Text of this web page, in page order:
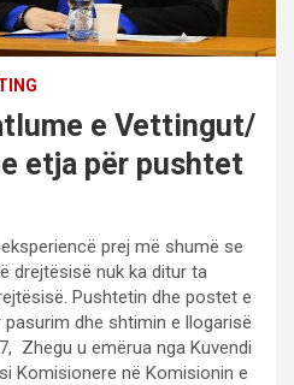
e Vettingut/
etja për pushtet
prej më shumë se
drejtësisë nuk ka ditur ta
Pushtetin dhe postet e
dhe shtimin e llogarisë
Zhegu u emërua nga Kuvendi
Komisionere në Komisionin e